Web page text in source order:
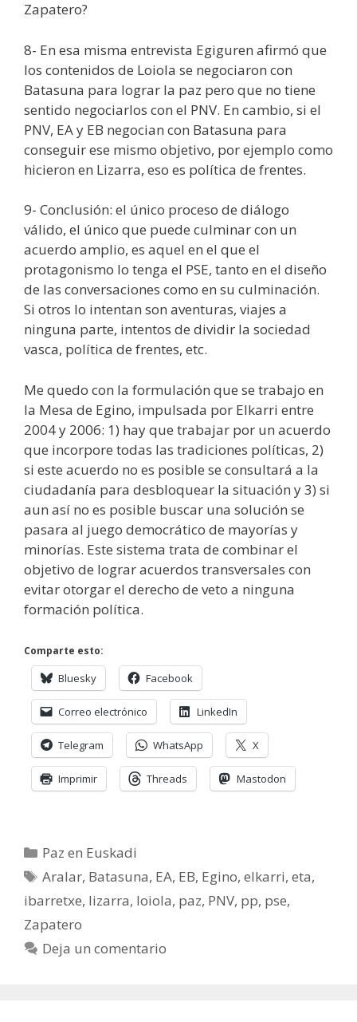
Zapatero?
8- En esa misma entrevista Egiguren afirmó que
los contenidos de Loiola se negociaron con
Batasuna para lograr la paz pero que no tiene
sentido negociarlos con el PNV. En cambio, si el
PNV, EA y EB negocian con Batasuna para
conseguir ese mismo objetivo, por ejemplo como
hicieron en Lizarra, eso es política de frentes.
9- Conclusión: el único proceso de diálogo
válido, el único que puede culminar con un
acuerdo amplio, es aquel en el que el
protagonismo lo tenga el PSE, tanto en el diseño
de las conversaciones como en su culminación.
Si otros lo intentan son aventuras, viajes a
ninguna parte, intentos de dividir la sociedad
vasca, política de frentes, etc.
Me quedo con la formulación que se trabajo en
la Mesa de Egino, impulsada por Elkarri entre
2004 y 2006: 1) hay que trabajar por un acuerdo
que incorpore todas las tradiciones políticas, 2)
si este acuerdo no es posible se consultará a la
ciudadanía para desbloquear la situación y 3) si
aun así no es posible buscar una solución se
pasara al juego democrático de mayorías y
minorías. Este sistema trata de combinar el
objetivo de lograr acuerdos transversales con
evitar otorgar el derecho de veto a ninguna
formación política.
Comparte esto:
Bluesky Facebook
Correo electrónico LinkedIn
Telegram WhatsApp X
Imprimir Threads Mastodon
Categorías
Paz en Euskadi
Etiquetas
Aralar, Batasuna, EA, EB, Egino,elkarri,eta,
ibarretxe, lizarra, loiola, paz, PNV, pp, pse,
Zapatero
Deja un comentario